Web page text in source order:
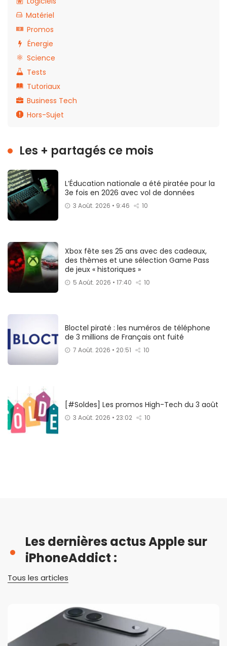
Matériel
Promos
Énergie
Science
Tests
Tutoriaux
Business Tech
Hors-Sujet
Les + partagés ce mois
L’Éducation nationale a été piratée pour la
3e fois en 2026 avec vol de données
3 Août. 2026 • 9:46 10
Xbox fête ses 25 ans avec des cadeaux,
des thèmes et une sélection Game Pass
de jeux « historiques »
5 Août. 2026 • 17:40 10
Bloctel piraté : les numéros de téléphone
de 3 millions de Français ont fuité
7 Août. 2026 • 20:51 10
[#Soldes] Les promos High-Tech du 3 août
3 Août. 2026 • 23:02 10
Les dernières actus Apple sur
iPhoneAddict :
Tous les articles